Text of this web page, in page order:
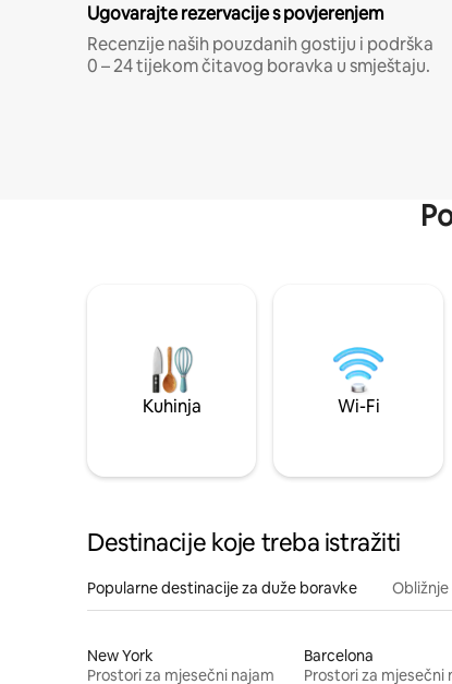
Ugovarajte rezervacije s povjerenjem
Recenzije naših pouzdanih gostiju i podrška
0 – 24 tijekom čitavog boravka u smještaju.
Kuhinja Wi-Fi
Destinacije koje treba istražiti
Popularne destinacije za duže boravke
New York
Prostori za mjesečni najam
Barcelona
Prostori za mjesečni